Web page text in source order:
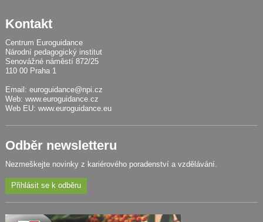
Kontakt
Centrum Euroguidance
Národní pedagogický institut
Senovážné náměstí 872/25
110 00 Praha 1
Email: euroguidance@npi.cz
Web: www.euroguidance.cz
Web EU: www.euroguidance.eu
Odběr newsletteru
Nezmeškejte novinky z kariérového poradenství a vzdělávání.
Přihlásit se k odběru